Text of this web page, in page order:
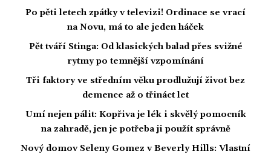
Po pěti letech zpátky v televizi! Ordinace se vrací
na Novu, má to ale jeden háček
Pět tváří Stinga: Od klasických balad přes svižné
rytmy po temnější vzpomínání
Tři faktory ve středním věku prodlužují život bez
demence až o třináct let
Umí nejen pálit: Kopřiva je lék i skvělý pomocník
na zahradě, jen je potřeba ji použít správně
Nový domov Seleny Gomez v Beverly Hills: Vlastní